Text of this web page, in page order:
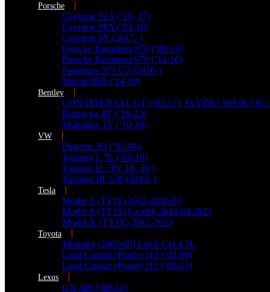
Porsche
Cayenne 92A (’10- 17)
Cayenne 9PA (’03-10)
Cayenne 9Y (2017- )
Porsche Panamera 970 (’09-13)
Porsche Panamera 970 (’14-16)
Panamera 971 G2 (2016-)
Macan 95B (’14-18)
Bentley
CONTINENTAL GT (’03-17), FLYING SPUR (’05-
Bentayga 4V (’16-23)
Mulsanne 3Y (’10-20)
VW
Phaeton 3D (’02-06)
Touareg I. 7L (’02-10)
Touareg II. 7P (’10- 18 )
Touareg III. CR (2018- )
Tesla
Model S (TYJS) 2012-2016.03
Model S (TYJS) Facelift 2016.04-2021
Model X (TYJX) 2015-2023
Toyota
4Runner (2003-09) Ltd 8-Cyl 4.7L
Land Cruiser (Prado) J12 (’02-09)
Land Cruiser (Prado) J15 (’09-13)
Lexus
GX 460 (’09-13)